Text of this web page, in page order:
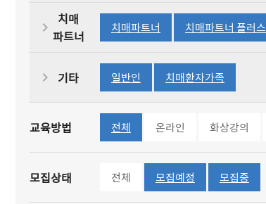
치매
파트너
치매파트너 선택됨치매파트너 플러스
기타 일반인 선택됨치매환자가족
교육방법 전체 선택됨온라인 화상강의
모집상태 전체 모집예정 선택됨모집중